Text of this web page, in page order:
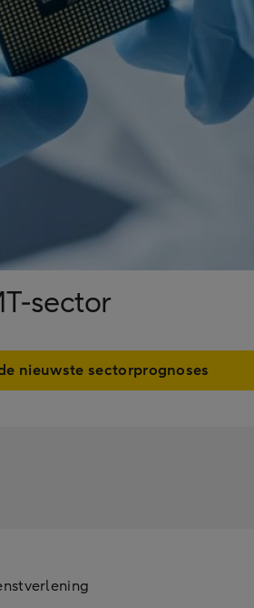
sector
nieuwste sectorprognoses